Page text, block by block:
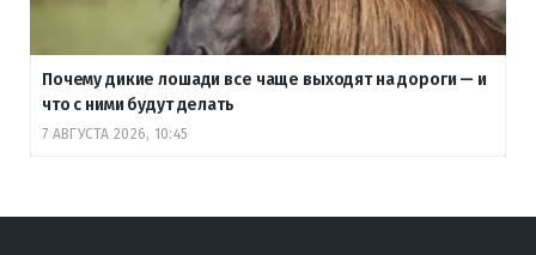
Почему дикие лошади все чаще выходят на дороги — и
что с ними будут делать
7 АВГУСТА 2026, 10:45